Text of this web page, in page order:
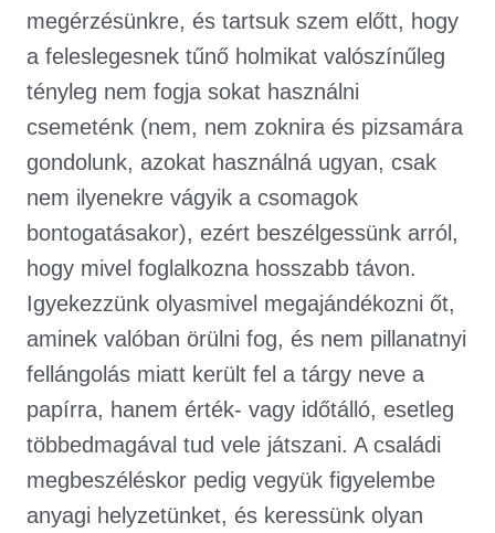
megérzésünkre, és tartsuk szem előtt, hogy
a feleslegesnek tűnő holmikat valószínűleg
tényleg nem fogja sokat használni
csemeténk (nem, nem zoknira és pizsamára
gondolunk, azokat használná ugyan, csak
nem ilyenekre vágyik a csomagok
bontogatásakor), ezért beszélgessünk arról,
hogy mivel foglalkozna hosszabb távon.
Igyekezzünk olyasmivel megajándékozni őt,
aminek valóban örülni fog, és nem pillanatnyi
fellángolás miatt került fel a tárgy neve a
papírra, hanem érték- vagy időtálló, esetleg
többedmagával tud vele játszani. A családi
megbeszéléskor pedig vegyük figyelembe
anyagi helyzetünket, és keressünk olyan